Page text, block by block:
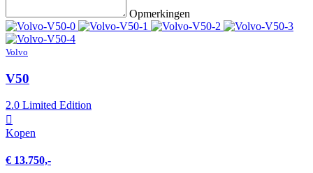
Opmerkingen
Volvo
V50
2.0 Limited Edition
Kopen
€ 13.750,-